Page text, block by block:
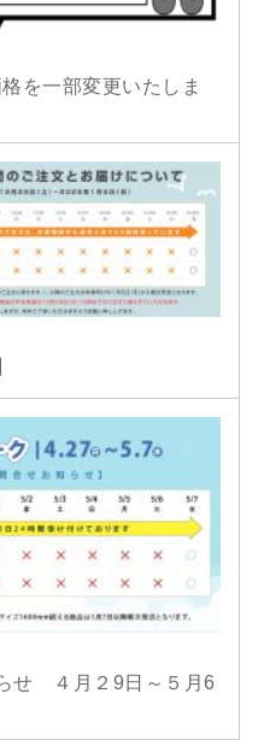
を一部変更いたしま
せ ４月２9日～５月6